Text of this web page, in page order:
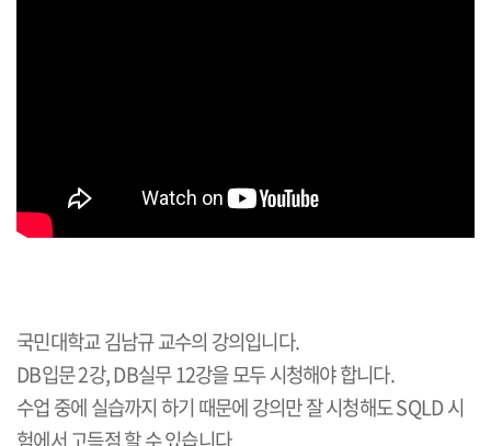
국민대학교 김남규 교수의 강의입니다.
DB입문2강, DB실무12강을 모두 시청해야 합니다.
수업 중에 실습까지 하기 때문에 강의만 잘 시청해도SQLD시